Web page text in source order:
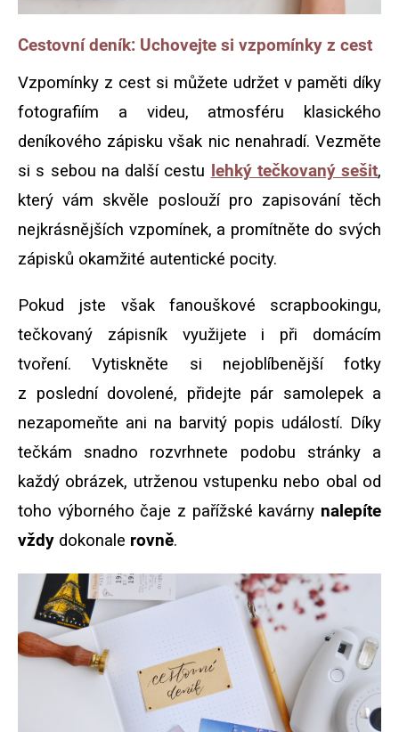
Cestovní deník: Uchovejte si vzpomínky z cest
Vzpomínky z cest si můžete udržet v paměti díky
fotografiím a videu, atmosféru klasického
deníkového zápisku však nic nenahradí. Vezměte
si s sebou na další cestu lehký tečkovaný sešit,
který vám skvěle poslouží pro zapisování těch
nejkrásnějších vzpomínek, a promítněte do svých
zápisků okamžité autentické pocity.
Pokud jste však fanouškové scrapbookingu,
tečkovaný zápisník využijete i při domácím
tvoření. Vytiskněte si nejoblíbenější fotky
z poslední dovolené, přidejte pár samolepek a
nezapomeňte ani na barvitý popis událostí. Díky
tečkám snadno rozvrhnete podobu stránky a
každý obrázek, utrženou vstupenku nebo obal od
toho výborného čaje z pařížské kavárny nalepíte
vždy dokonale rovně.